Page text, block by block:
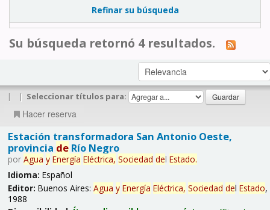
Refinar su búsqueda
Su búsqueda retornó 4 resultados.
| | Seleccionar títulos para:
Hacer reserva
Estación transformadora San Antonio Oeste,
provincia deRío Negro
por Agua y Energía Eléctrica, Sociedad del Estado.
Idioma: Español
Editor: Buenos Aires: Agua y Energía Eléctrica, Sociedad del Estado,
1988